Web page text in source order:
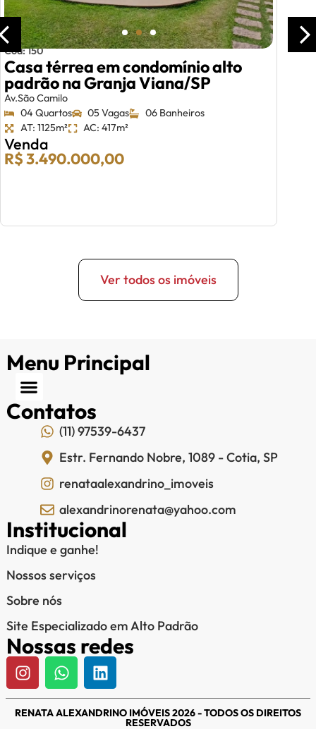
Cód: 150
Casa térrea em condomínio alto
padrão na Granja Viana/SP
Av.São Camilo
04 Quartos
05 Vagas
06 Banheiros
AT: 1125m²
AC: 417m²
Venda
R$ 3.490.000,00
Ver todos os imóveis
Menu Principal
Contatos
(11) 97539-6437
Estr. Fernando Nobre, 1089 - Cotia, SP
renataalexandrino_imoveis
alexandrinorenata@yahoo.com
Institucional
Indique e ganhe!
Nossos serviços
Sobre nós
Site Especializado em Alto Padrão
Nossas redes
RENATA ALEXANDRINO IMÓVEIS 2026 - TODOS OS DIREITOS
RESERVADOS